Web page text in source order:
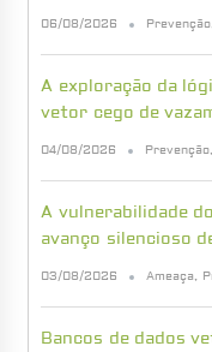
06/08/2026 Prevenção
A exploração da
vetor cego de
04/08/2026 Prevenção,
A vulnerabilidade
avanço silencioso
03/08/2026 Ameaça,
Bancos de dados